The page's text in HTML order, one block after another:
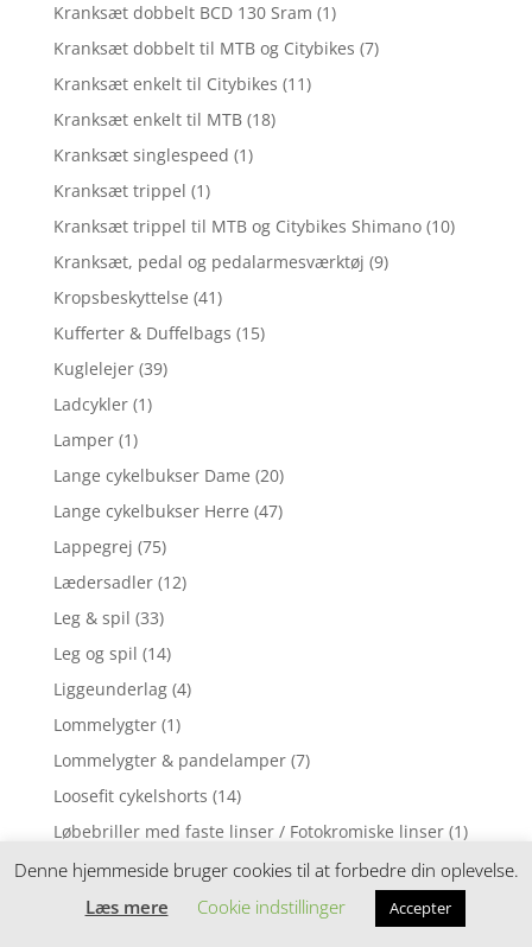
Kranksæt dobbelt BCD 130 Sram (1)
Kranksæt dobbelt til MTB og Citybikes (7)
Kranksæt enkelt til Citybikes (11)
Kranksæt enkelt til MTB (18)
Kranksæt singlespeed (1)
Kranksæt trippel (1)
Kranksæt trippel til MTB og Citybikes Shimano (10)
Kranksæt, pedal og pedalarmesværktøj (9)
Kropsbeskyttelse (41)
Kufferter & Duffelbags (15)
Kuglelejer (39)
Ladcykler (1)
Lamper (1)
Lange cykelbukser Dame (20)
Lange cykelbukser Herre (47)
Lappegrej (75)
Lædersadler (12)
Leg & spil (33)
Leg og spil (14)
Liggeunderlag (4)
Lommelygter (1)
Lommelygter & pandelamper (7)
Loosefit cykelshorts (14)
Løbebriller med faste linser / Fotokromiske linser (1)
Løbebriller med styrke (2)
Løbecykel (31)
Denne hjemmeside bruger cookies til at forbedre din oplevelse.
Læs mere
Cookie indstillinger Accepter